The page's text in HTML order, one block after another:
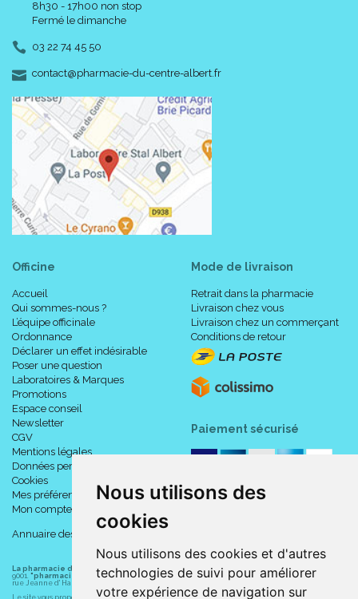
Nous utilisons des
cookies
Nous utilisons des cookies et d'autres
technologies de suivi pour améliorer
votre expérience de navigation sur
8h30 - 17h00 non stop
Fermé le dimanche
03 22 74 45 50
contact-
@-
pharmacie-du-centre-albert.fr
Officine
Accueil
Qui sommes-nous ?
L’équipe officinale
Ordonnance
Déclarer un effet indésirable
Poser une question
Laboratoires & Marques
Promotions
Espace conseil
Newsletter
CGV
Mentions légales
Données personnelles
Cookies
Mes préférences Cookies
Mon compte
Annuaire des pharmacies
Mode de livraison
Retrait dans la pharmacie
Livraison chez vous
Livraison chez un commerçant
Conditions de retour
Paiement sécurisé
La pharmacie du centre à Albert (80300) est une pharmacie française certifiée ISO
9001. "pharmacie-du-centre-albert.fr "est le site internet de la pharmacie du centre
rue Jeanne d' Harcourt, 80300 Albert.